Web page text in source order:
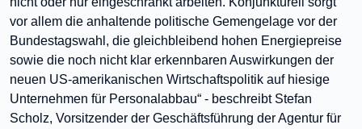
vor allem die anhaltende politische Gemengelage vor der
Bundestagswahl, die gleichbleibend hohen Energiepreise
sowie die noch nicht klar erkennbaren Auswirkungen der
neuen US-amerikanischen Wirtschaftspolitik auf hiesige
Unternehmen für Personalabbau“ - beschreibt Stefan
Scholz, Vorsitzender der Geschäftsführung der Agentur für